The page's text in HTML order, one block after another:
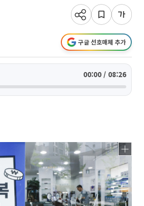
구글 선호매체 추가
00:00 / 08:26